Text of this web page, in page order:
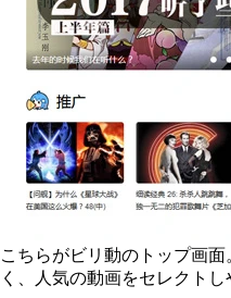
こちらがビリ動のトップ画
く、人気の動画をセレクト